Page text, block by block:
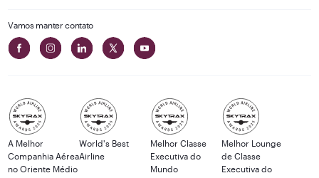
Vamos manter contato
A Melhor
Companhia Aérea
no Oriente Médio
World's Best
Airline
Melhor Classe
Executiva do
Mundo
Melhor Lounge
de Classe
Executiva do